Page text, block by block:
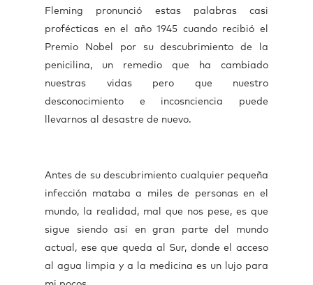
Fleming pronunció estas palabras casi
profécticas en el año 1945 cuando recibió el
Premio Nobel por su descubrimiento de la
penicilina, un remedio que ha cambiado
nuestras vidas pero que nuestro
desconocimiento e incosnciencia puede
llevarnos al desastre de nuevo.
Antes de su descubrimiento cualquier pequeña
infección mataba a miles de personas en el
mundo, la realidad, mal que nos pese, es que
sigue siendo así en gran parte del mundo
actual, ese que queda al Sur, donde el acceso
al agua limpia y a la medicina es un lujo para